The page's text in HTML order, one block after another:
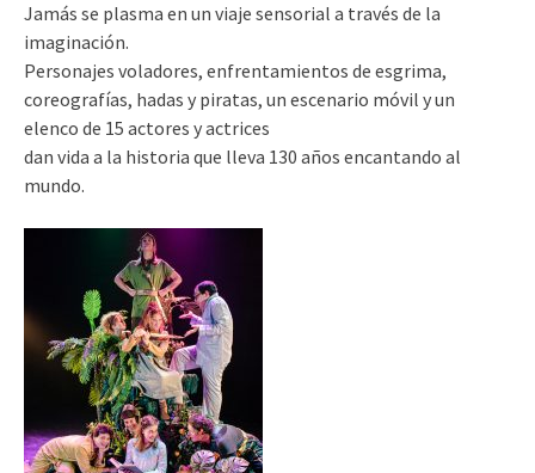
Jamás se plasma en un viaje sensorial a través de la
imaginación.
Personajes voladores, enfrentamientos de esgrima,
coreografías, hadas y piratas, un escenario móvil y un
elenco de 15 actores y actrices
dan vida a la historia que lleva 130 años encantando al
mundo.